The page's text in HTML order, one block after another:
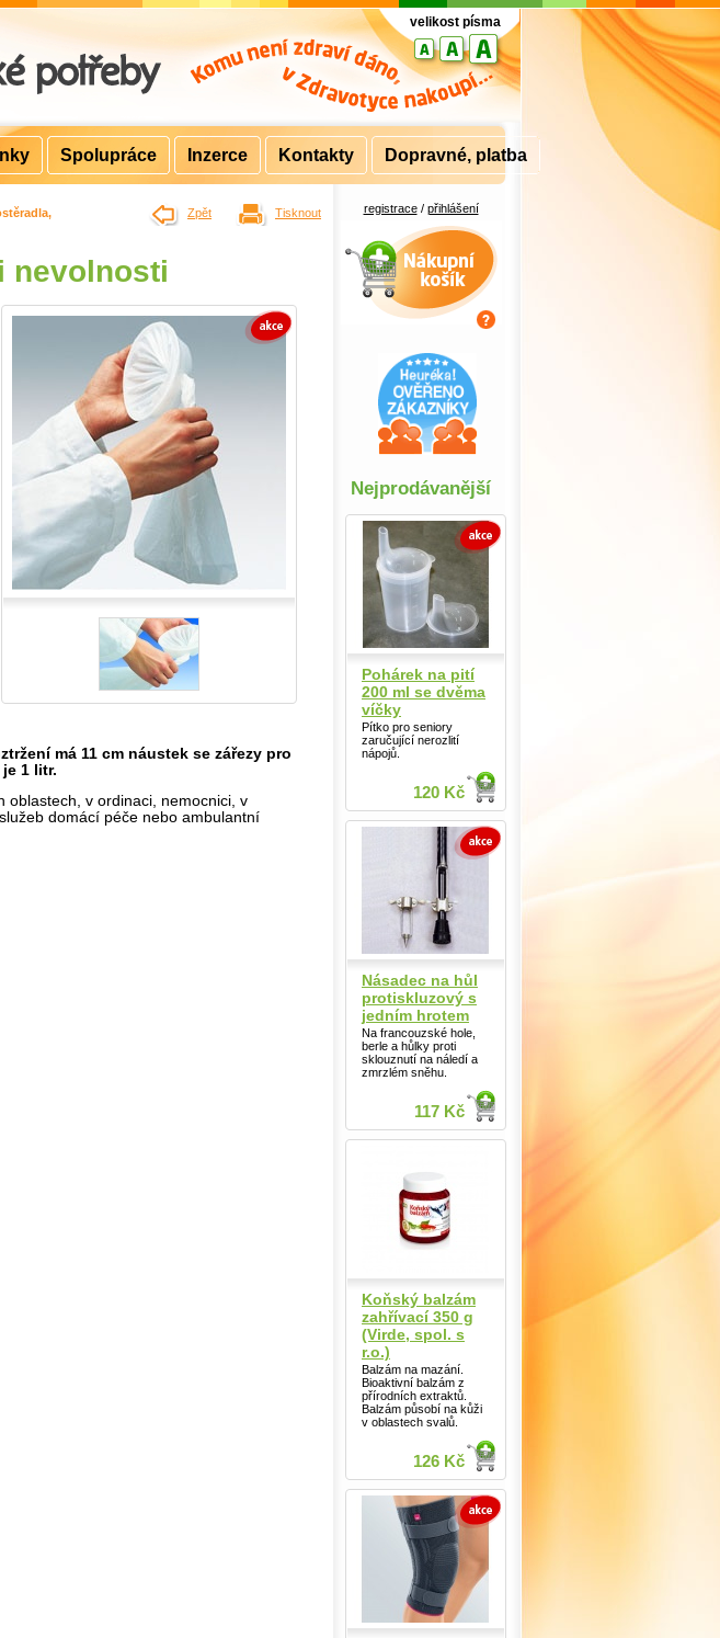
nevolnosti
má 11 cm náustek se zářezy pro
1 litr.
oblastech, v ordinaci, nemocnici, v
domácí péče nebo ambulantní
registrace/ přihlášení
Nákupní košík
velikost písma
Tisknout
Zpět
Nejprodávanější
Pohárek na pití
200 ml se dvěma
víčky
Pítko pro seniory
zaručující nerozlití
nápojů.
120 Kč
Násadec na hůl
protiskluzový s
jedním hrotem
Na francouzské hole,
berle a hůlky proti
sklouznutí na náledí a
zmrzlém sněhu.
117 Kč
Koňský balzám
zahřívací 350 g
(Virde, spol. s
r.o.)
Balzám na mazání.
Bioaktivní balzám z
přírodních extraktů.
Balzám působí na kůži
v oblastech svalů.
126 Kč
Spolupráce Inzerce Kontakty Dopravné, platba